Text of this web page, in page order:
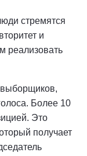
стремятся
и
реализовать
Более 10
Это
получает